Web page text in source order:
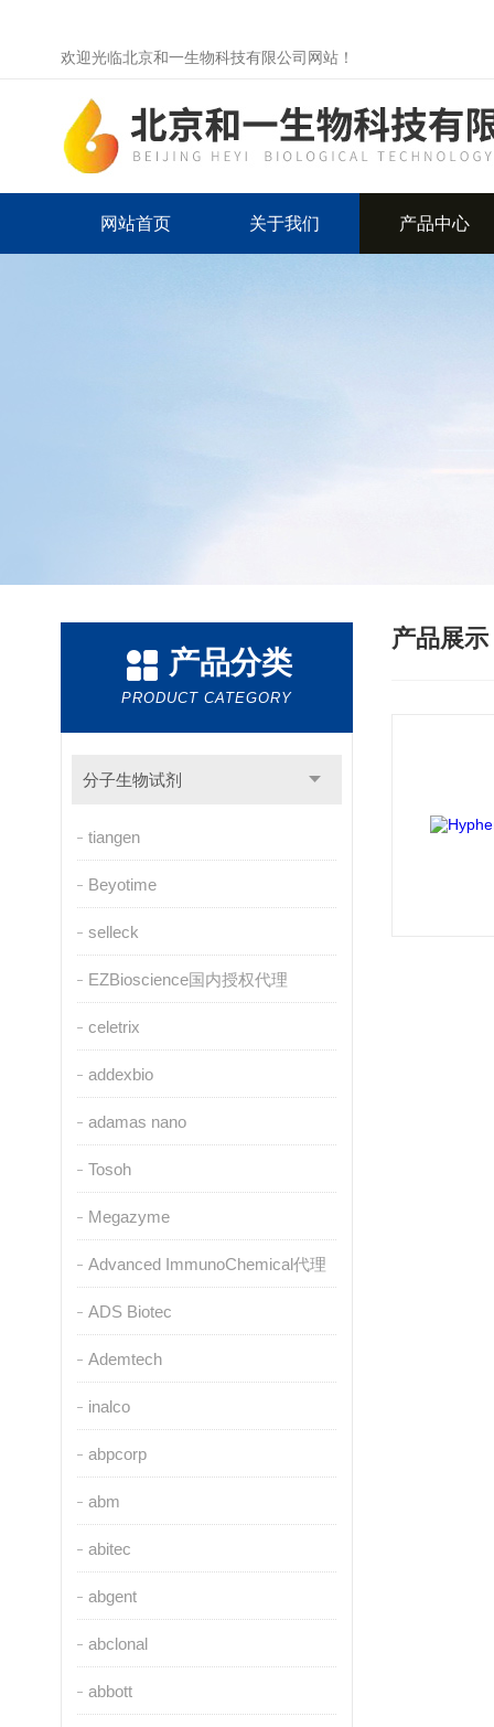
欢迎光临北京和一生物科技有限公司网站！
网站首页 关于我们 产品中心
产品分类
PRODUCT CATEGORY
分子生物试剂
tiangen
Beyotime
selleck
EZBioscience国内授权代理
celetrix
addexbio
adamas nano
Tosoh
Megazyme
Advanced ImmunoChemical代理
ADS Biotec
Ademtech
inalco
abpcorp
abm
abitec
abgent
abclonal
abbott
产品展示